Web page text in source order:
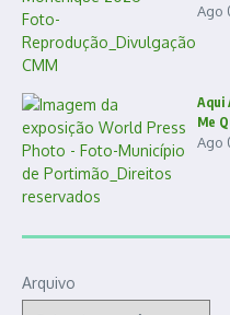
Ago
Aqui
Me
Ago
Arquivo